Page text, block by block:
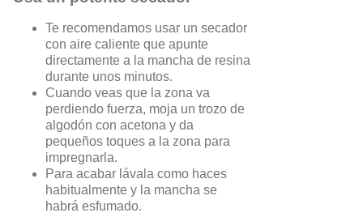
Te recomendamos usar un secador
con aire caliente que apunte
directamente a la mancha de resina
durante unos minutos.
Cuando veas que la zona va
perdiendo fuerza, moja un trozo de
algodón con acetona y da
pequeños toques a la zona para
impregnarla.
Para acabar lávala como haces
habitualmente y la mancha se
habrá esfumado.